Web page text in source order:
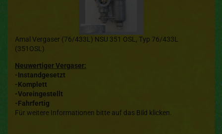
Amal Vergaser (76/433L) NSU 351 OSL, Typ 76/433L
(351OSL)
Neuwertiger Vergaser:
-Instandgesetzt
-Komplett
-Voreingestellt
-Fahrfertig
Für weitere Informationen bitte auf das Bild klicken.